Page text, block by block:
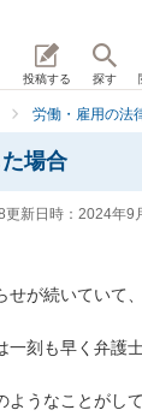
投稿する 探す
労働・雇用の法
場合
更新日時： 2024年9
せが続いていて
一刻も早く弁護
うなことがし